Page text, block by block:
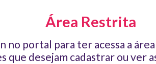
Área Restrita
no portal para ter acessa a
que desejam cadastrar ou ver